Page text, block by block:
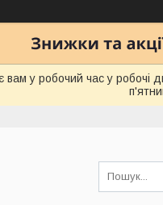
у робочий час у робочі